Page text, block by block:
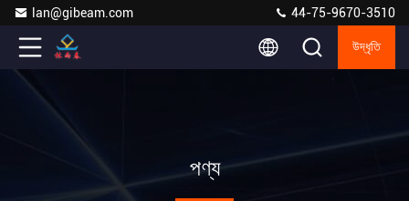
lan@gibeam.com 44-75-9670-3510
উদ্ধৃতি
পণ্য